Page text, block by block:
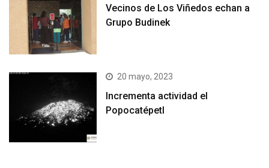
Vecinos de Los Viñedos echan a
Grupo Budinek
20 mayo, 2023
Incrementa actividad el
Popocatépetl